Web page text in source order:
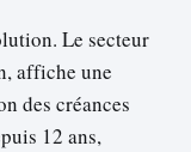
Le secteur
affiche une
des créances
12 ans,